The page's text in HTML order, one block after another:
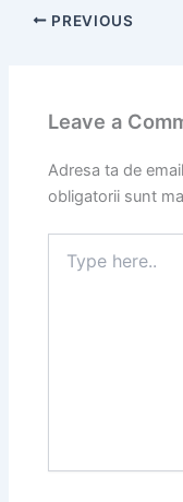
PREVIOUS
Leave a
Adresa ta de
obligatorii sunt
here..